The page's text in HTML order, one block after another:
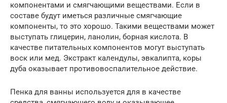
компонентами и смягчающими веществами. Если в
составе будут иметься различные смягчающие
компоненты, то это хорошо. Такими веществами может
выступать глицерин, ланолин, борная кислота. В
качестве питательных компонентов могут выступать
воск или мед. Экстракт календулы, эвкалипта, коры
дуба оказывает противовоспалительное действие.
Пенка для ванны используется для в качестве